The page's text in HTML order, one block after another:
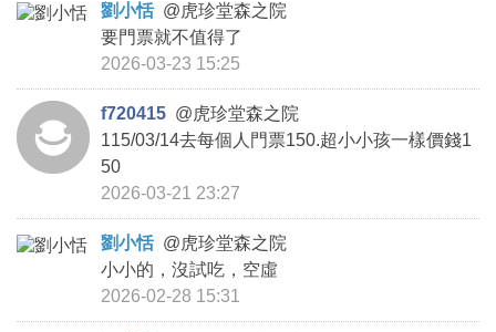
劉小恬 @虎珍堂森之院
要門票就不值得了
2026-03-23 15:25
f720415 @虎珍堂森之院
115/03/14去每個人門票150.超小小孩一樣價錢1
50
2026-03-21 23:27
劉小恬 @虎珍堂森之院
小小的，沒試吃，空虛
2026-02-28 15:31